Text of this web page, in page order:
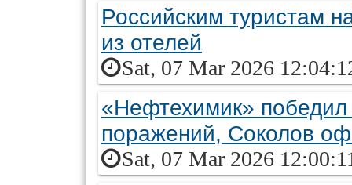
Российским туристам
из отелей
Sat, 07 Mar 2026
«Нефтехимик»
поражений, Соколов
Sat, 07 Mar 2026